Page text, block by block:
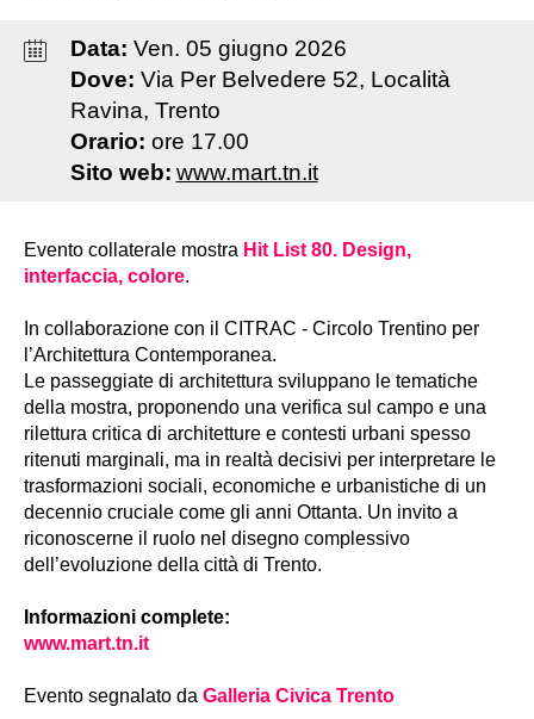
Data: Ven. 05 giugno 2026
Dove: Via Per Belvedere 52, Località
Ravina, Trento
Orario: ore 17.00
Sito web: www.mart.tn.it
Evento collaterale mostra Hit List 80. Design,
interfaccia, colore.
In collaborazione con il CITRAC - Circolo Trentino per
l’Architettura Contemporanea.
Le passeggiate di architettura sviluppano le tematiche
della mostra, proponendo una verifica sul campo e una
rilettura critica di architetture e contesti urbani spesso
ritenuti marginali, ma in realtà decisivi per interpretare le
trasformazioni sociali, economiche e urbanistiche di un
decennio cruciale come gli anni Ottanta. Un invito a
riconoscerne il ruolo nel disegno complessivo
dell’evoluzione della città di Trento.
Informazioni complete:
www.mart.tn.it
Evento segnalato da Galleria Civica Trento